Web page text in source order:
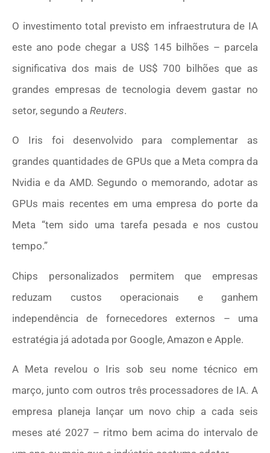
O investimento total previsto em infraestrutura de IA
este ano pode chegar a US$ 145 bilhões – parcela
significativa dos mais de US$ 700 bilhões que as
grandes empresas de tecnologia devem gastar no
setor, segundo a Reuters.
O Iris foi desenvolvido para complementar as
grandes quantidades de GPUs que a Meta compra da
Nvidia e da AMD. Segundo o memorando, adotar as
GPUs mais recentes em uma empresa do porte da
Meta “tem sido uma tarefa pesada e nos custou
tempo.”
Chips personalizados permitem que empresas
reduzam custos operacionais e ganhem
independência de fornecedores externos – uma
estratégia já adotada por Google, Amazon e Apple.
A Meta revelou o Iris sob seu nome técnico em
março, junto com outros três processadores de IA. A
empresa planeja lançar um novo chip a cada seis
meses até 2027 – ritmo bem acima do intervalo de